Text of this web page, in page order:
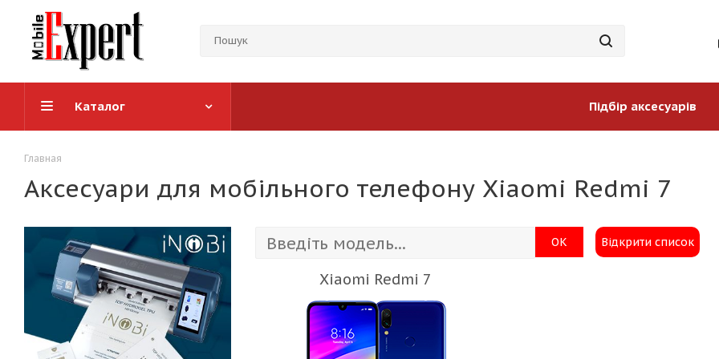
Каталог Підбір аксесуарів
Главная
Аксесуари для мобільного телефону Xiaomi Redmi 7
ОК Відкрити список
Xiaomi Redmi 7